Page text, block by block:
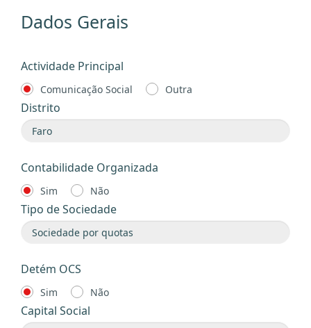
Dados Gerais
Actividade Principal
Comunicação Social Outra
Distrito
Contabilidade Organizada
Sim Não
Tipo de Sociedade
Detém OCS
Sim Não
Capital Social